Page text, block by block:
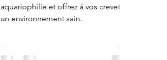
aquariophilie et offrez à vos crevettes
un environnement sain.